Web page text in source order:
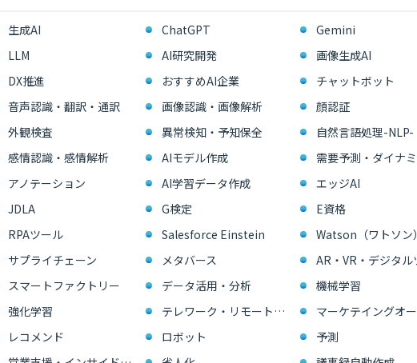
生成AI ChatGPT
Gemini
LLM AI研究開発
画像生成AI
DX推進 おすすめAI企業
チャットボット
音声認識・翻訳・通訳 画像認識・画像解析
顔認証
外観検査 異常検知・予知保全
自然言語処理-NLP-
感情認識・感情解析 AIモデル作成
アノテーション AI学習データ作成
エッジAI
JDLA G検定
E資格
RPAツール Salesforce Einstein
Watson（ワトソン）
サプライチェーン メタバース
スマートファクトリー データ活用・分析
機械学習
強化学習 テレワーク・リモートワーク
レコメンド ロボット
予測